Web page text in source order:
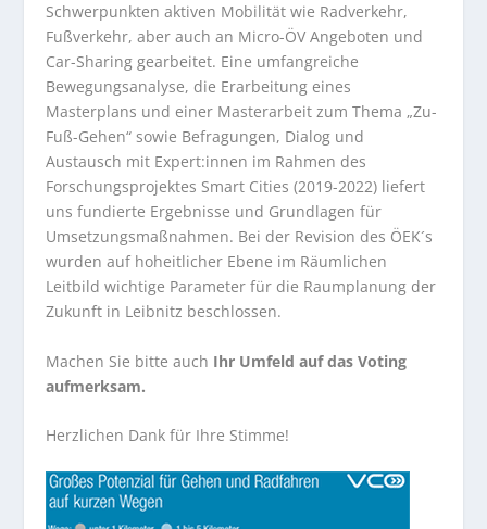
Schwerpunkten aktiven Mobilität wie Radverkehr,
Fußverkehr, aber auch an Micro-ÖV Angeboten und
Car-Sharing gearbeitet. Eine umfangreiche
Bewegungsanalyse, die Erarbeitung eines
Masterplans und einer Masterarbeit zum Thema „Zu-
Fuß-Gehen“ sowie Befragungen, Dialog und
Austausch mit Expert:innen im Rahmen des
Forschungsprojektes Smart Cities (2019-2022) liefert
uns fundierte Ergebnisse und Grundlagen für
Umsetzungsmaßnahmen. Bei der Revision des ÖEK´s
wurden auf hoheitlicher Ebene im Räumlichen
Leitbild wichtige Parameter für die Raumplanung der
Zukunft in Leibnitz beschlossen.
Machen Sie bitte auch Ihr Umfeld auf das Voting
aufmerksam.
Herzlichen Dank für Ihre Stimme!